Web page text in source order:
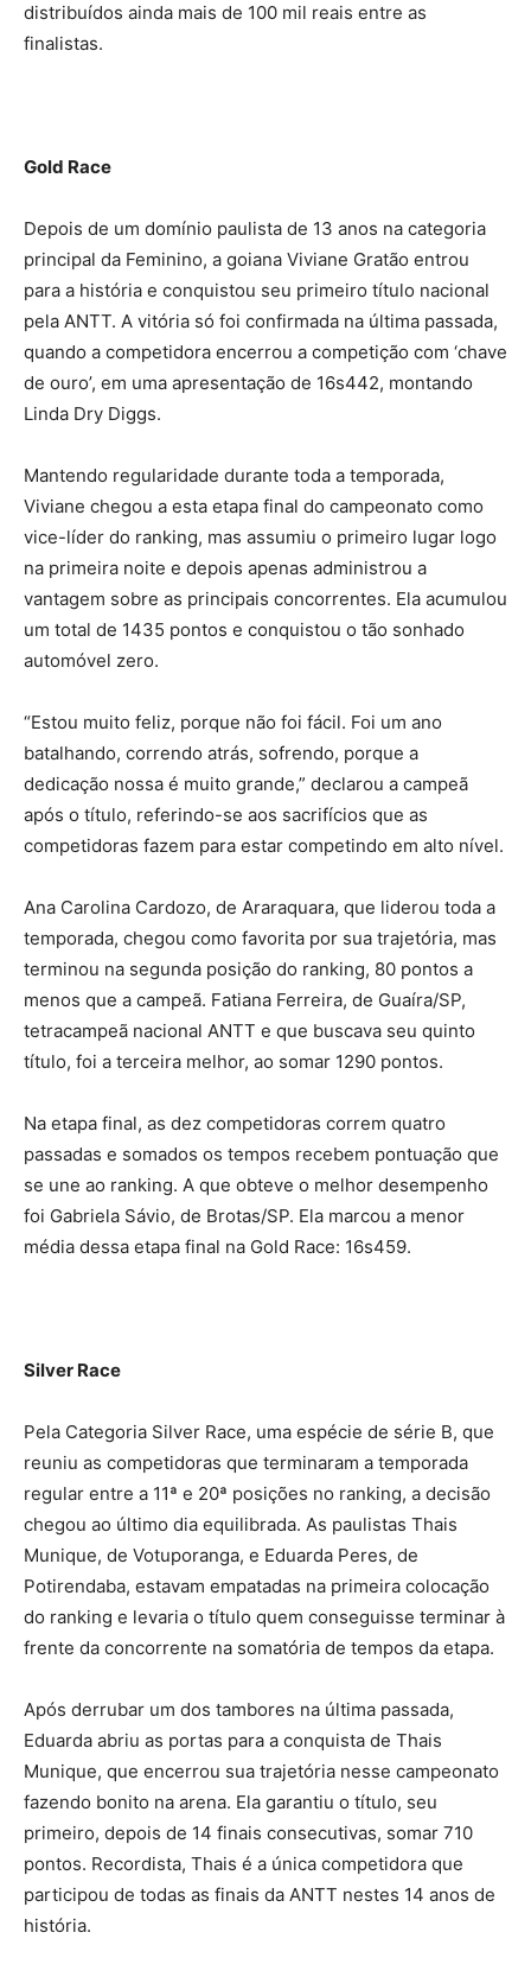
distribuídos ainda mais de 100 mil reais entre as
finalistas.
Gold Race
Depois de um domínio paulista de 13 anos na categoria
principal da Feminino, a goiana Viviane Gratão entrou
para a história e conquistou seu primeiro título nacional
pela ANTT. A vitória só foi confirmada na última passada,
quando a competidora encerrou a competição com ‘chave
de ouro’, em uma apresentação de 16s442, montando
Linda Dry Diggs.
Mantendo regularidade durante toda a temporada,
Viviane chegou a esta etapa final do campeonato como
vice-líder do ranking, mas assumiu o primeiro lugar logo
na primeira noite e depois apenas administrou a
vantagem sobre as principais concorrentes. Ela acumulou
um total de 1435 pontos e conquistou o tão sonhado
automóvel zero.
“Estou muito feliz, porque não foi fácil. Foi um ano
batalhando, correndo atrás, sofrendo, porque a
dedicação nossa é muito grande,” declarou a campeã
após o título, referindo-se aos sacrifícios que as
competidoras fazem para estar competindo em alto nível.
Ana Carolina Cardozo, de Araraquara, que liderou toda a
temporada, chegou como favorita por sua trajetória, mas
terminou na segunda posição do ranking, 80 pontos a
menos que a campeã. Fatiana Ferreira, de Guaíra/SP,
tetracampeã nacional ANTT e que buscava seu quinto
título, foi a terceira melhor, ao somar 1290 pontos.
Na etapa final, as dez competidoras correm quatro
passadas e somados os tempos recebem pontuação que
se une ao ranking. A que obteve o melhor desempenho
foi Gabriela Sávio, de Brotas/SP. Ela marcou a menor
média dessa etapa final na Gold Race: 16s459.
Silver Race
Pela Categoria Silver Race, uma espécie de série B, que
reuniu as competidoras que terminaram a temporada
regular entre a 11ª e 20ª posições no ranking, a decisão
chegou ao último dia equilibrada. As paulistas Thais
Munique, de Votuporanga, e Eduarda Peres, de
Potirendaba, estavam empatadas na primeira colocação
do ranking e levaria o título quem conseguisse terminar à
frente da concorrente na somatória de tempos da etapa.
Após derrubar um dos tambores na última passada,
Eduarda abriu as portas para a conquista de Thais
Munique, que encerrou sua trajetória nesse campeonato
fazendo bonito na arena. Ela garantiu o título, seu
primeiro, depois de 14 finais consecutivas, somar 710
pontos. Recordista, Thais é a única competidora que
participou de todas as finais da ANTT nestes 14 anos de
história.